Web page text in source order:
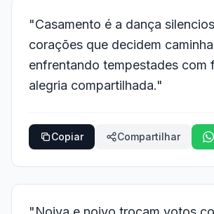
"Casamento é a dança
corações que decidem
enfrentando tempestades com
alegria compartilhada."
Copiar Compartilhar